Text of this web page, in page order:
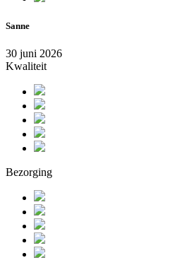
Sanne
30 juni 2026
Kwaliteit
Bezorging